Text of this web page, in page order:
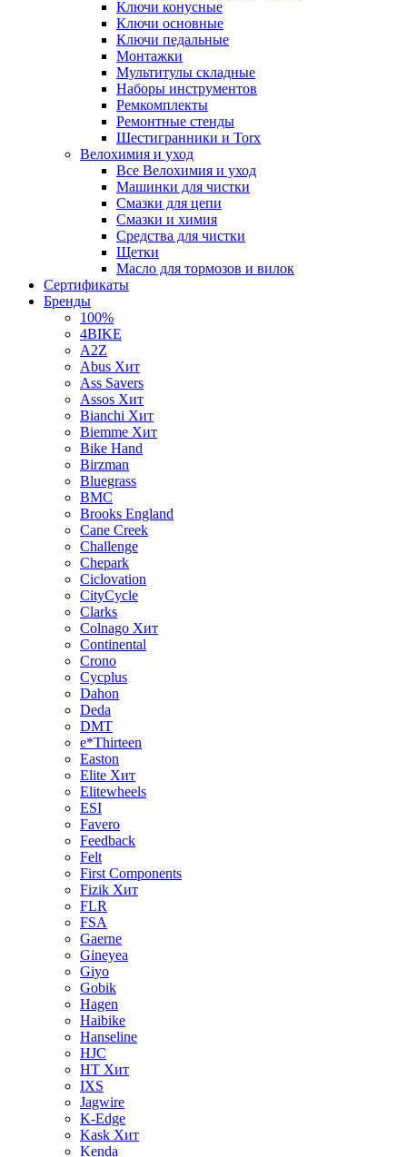
Ключи конусные
Ключи основные
Ключи педальные
Монтажки
Мультитулы складные
Наборы инструментов
Ремкомплекты
Ремонтные стенды
Шестигранники и Torx
Велохимия и уход
Все Велохимия и уход
Машинки для чистки
Смазки для цепи
Смазки и химия
Средства для чистки
Щетки
Масло для тормозов и вилок
Сертификаты
Бренды
100%
4BIKE
A2Z
Abus Хит
Ass Savers
Assos Хит
Bianchi Хит
Biemme Хит
Bike Hand
Birzman
Bluegrass
BMC
Brooks England
Cane Creek
Challenge
Chepark
Ciclovation
CityCycle
Clarks
Colnago Хит
Continental
Crono
Cycplus
Dahon
Deda
DMT
e*Thirteen
Easton
Elite Хит
Elitewheels
ESI
Favero
Feedback
Felt
First Components
Fizik Хит
FLR
FSA
Gaerne
Gineyea
Giyo
Gobik
Hagen
Haibike
Hanseline
HJC
HT Хит
IXS
Jagwire
K-Edge
Kask Хит
Kenda